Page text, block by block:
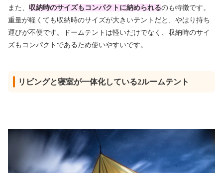
また、 収納時のサイズもコンパクトに納められるのも特徴です。
重量が軽くても収納時のサイズが大きいテントだと、やはり持ち
運びが不便です。ドームテントは軽いだけでなく、収納時のサイ
ズもコンパクトであるため使いやすいです。
リビングと寝室が一体化している2ルームテント